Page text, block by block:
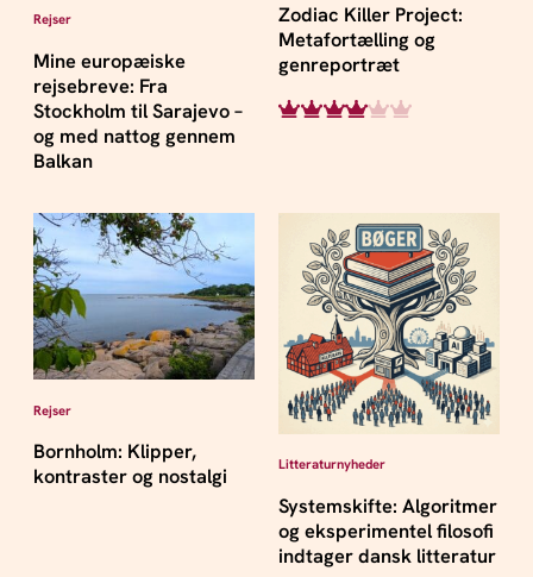
Rejser
Mine europæiske
rejsebreve: Fra
Stockholm til Sarajevo –
og med nattog gennem
Balkan
Zodiac Killer Project:
Metafortælling og
genreportræt
Rejser
Bornholm: Klipper,
kontraster og nostalgi
Litteraturnyheder
Systemskifte: Algoritmer
og eksperimentel filosofi
indtager dansk litteratur